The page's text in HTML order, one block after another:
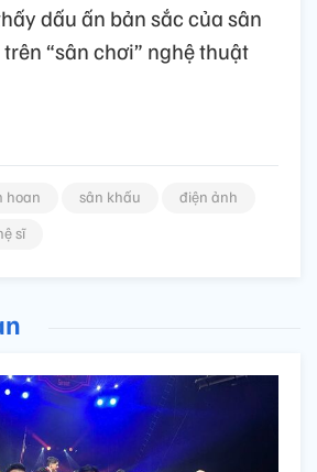
dấu ấn bản sắc của sân
“sân chơi” nghệ thuật
hoan sân khấu
điện ảnh
sĩ